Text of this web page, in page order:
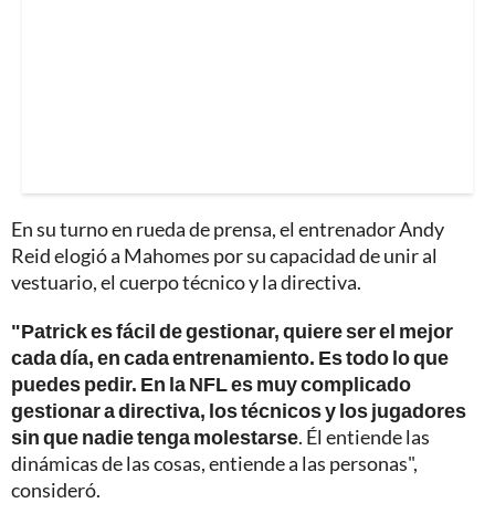
En su turno en rueda de prensa, el entrenador Andy
Reid elogió a Mahomes por su capacidad de unir al
vestuario, el cuerpo técnico y la directiva.
"Patrick es fácil de gestionar, quiere ser el mejor
cada día, en cada entrenamiento. Es todo lo que
puedes pedir. En la NFL es muy complicado
gestionar a directiva, los técnicos y los jugadores
sin que nadie tenga molestarse. Él entiende las
dinámicas de las cosas, entiende a las personas",
consideró.